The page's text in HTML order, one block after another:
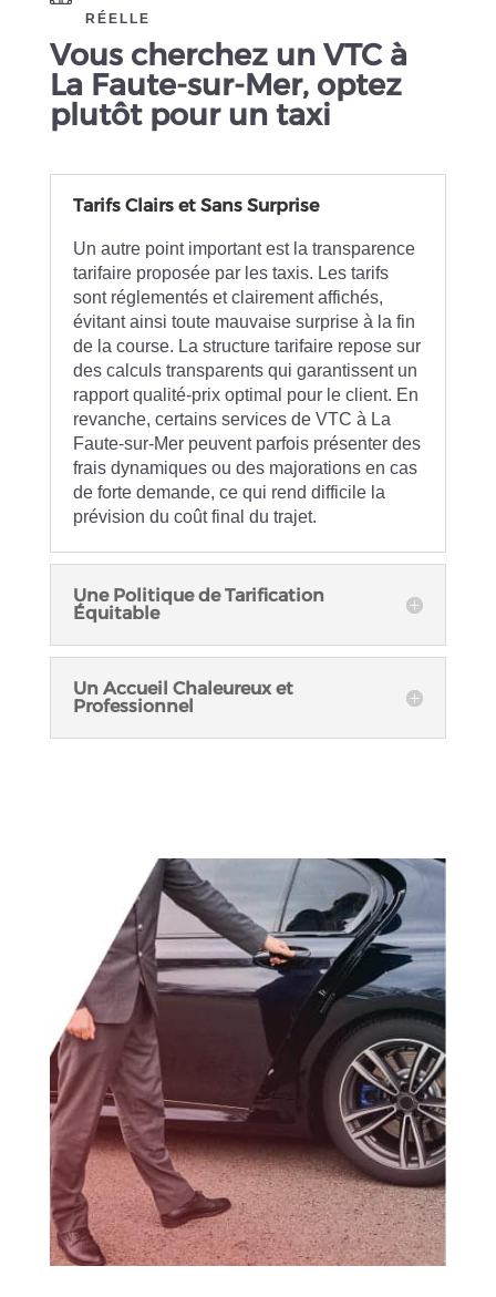
RÉELLE
Vous cherchez un VTC à
La Faute-sur-Mer, optez
plutôt pour un taxi
Tarifs Clairs et Sans Surprise
Un autre point important est la transparence
tarifaire proposée par les taxis. Les tarifs
sont réglementés et clairement affichés,
évitant ainsi toute mauvaise surprise à la fin
de la course. La structure tarifaire repose sur
des calculs transparents qui garantissent un
rapport qualité-prix optimal pour le client. En
revanche, certains services de VTC à La
Faute-sur-Mer peuvent parfois présenter des
frais dynamiques ou des majorations en cas
de forte demande, ce qui rend difficile la
prévision du coût final du trajet.
Une Politique de Tarification
Équitable
Un Accueil Chaleureux et
Professionnel